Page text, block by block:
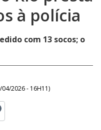
à polícia
com 13 socos; o
04/2026 - 16H11)